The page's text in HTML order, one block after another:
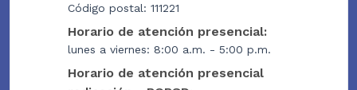
Código postal: 111221
Horario de atención presencial:
lunes a viernes: 8:00 a.m. - 5:00 p.m.
Horario de atención presencial